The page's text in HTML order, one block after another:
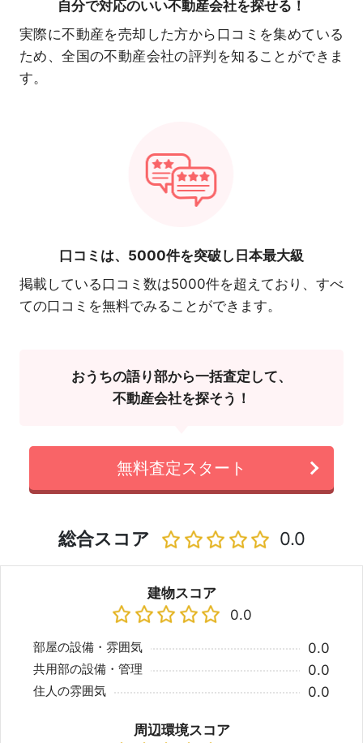
自分で対応のいい不動産会社を探せる！
実際に不動産を売却した方から口コミを集めている
ため、全国の不動産会社の評判を知ることができま
す。
口コミは、 5000件を突破し日本最大級
掲載している口コミ数は5000件を超えており、すべ
ての口コミを無料でみることができます。
おうちの語り部から一括査定して、
不動産会社を探そう！
無料査定スタート
総合スコア 0.0
建物スコア
0.0
部屋の設備・雰囲気 0.0
共用部の設備・管理 0.0
住人の雰囲気 0.0
周辺環境スコア